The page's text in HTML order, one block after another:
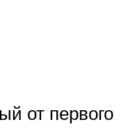
от первого